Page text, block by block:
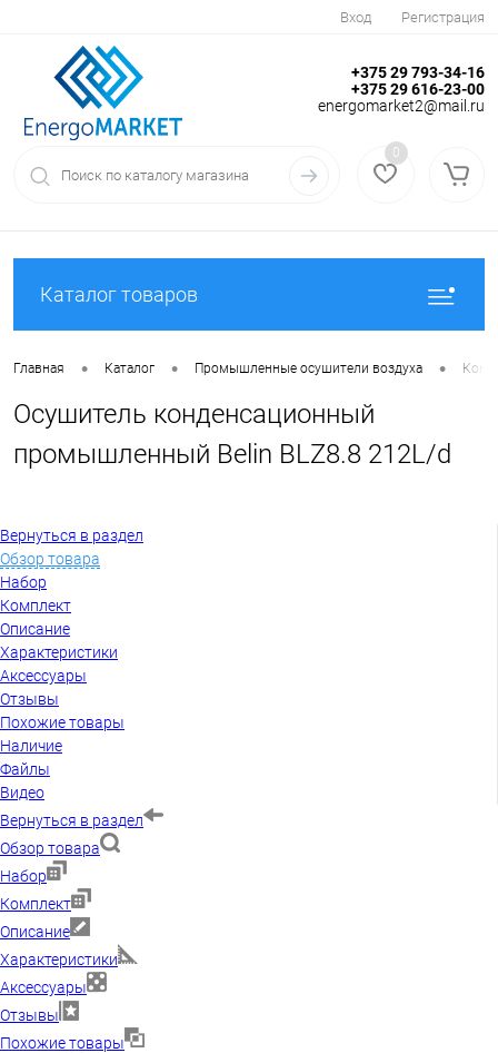
Вход Регистрация
+375 29 793-34-16
+375 29 616-23-00
energomarket2@mail.ru
0
Каталог товаров
Главная • Каталог • Промышленные осушители воздуха •
Осушитель конденсационный
промышленный Belin BLZ8.8 212L/d
Вернуться в раздел
Обзор товара
Набор
Комплект
Описание
Характеристики
Аксессуары
Отзывы
Похожие товары
Наличие
Файлы
Видео
Вернуться в раздел
Обзор товара
Набор
Комплект
Описание
Характеристики
Аксессуары
Отзывы
Похожие товары